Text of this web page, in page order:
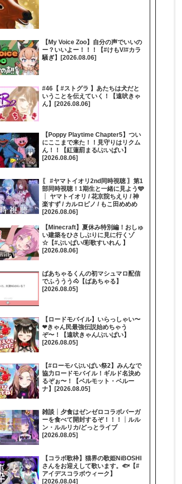
【My Voice Zoo】自分の声でいいの
ー？いいよー！！！【#けもV/#カラ
騒ぎ】[2026.08.06]
#46【 #ストグラ 】あたちは犬だと
いうことを伝えていく！【遠吠きゃ
ん】[2026.08.06]
【Poppy Playtime Chapter5】つい
にここまで来た！！見守りはリクム
ん！！【紅蓮罰まる/ぶいぱい】
[2026.08.06]
〖 #ヤマトイオリ2nd同時視聴 〗第1
部同時視聴！1期生と一緒に見よう🩵
┊ ヤマトイオリ / 花京院ちえり / 神
楽すず / カルロピノ / もこ田めめめ
[2026.08.06]
【Minecraft】夏休み特別編！おしゅ
い建築をひさしぶりに見に行くゾ
☆【#ぶいぱい/彩歌すいれん 】
[2026.08.06]
ばあちゃるくんの初マシュマロ配信
でふううう🐴【ばあちゃる】
[2026.08.05]
【ロードモバイル】いらっしゃい〜
❤きゃん民最強伝説始めちゃう
ぞ〜！【遠吠きゃん/ぶいぱい】
[2026.08.05]
【#ローモバぶいぱい祭2】みんなで
協力ロードモバイル！ギルド名決め
るぞぉ〜！【ベルモット・ベルー
ナ】[2026.08.05]
雑談┊夕食はゼンゼロコラボバーガ
ーを食べて開封するぞ！！！┊ルル
ン・ルルリカ/どっとライブ
[2026.08.05]
【コラボ歌枠】猫界の歌姫NiBOSHI
さんをお迎えして歌います。🐟【#
アイデスコラボウィーク】
[2026.08.04]